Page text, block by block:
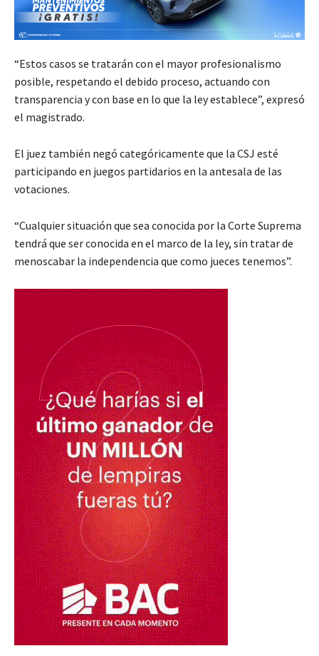
“Estos casos se tratarán con el mayor profesionalismo
posible, respetando el debido proceso, actuando con
transparencia y con base en lo que la ley establece”, expresó
el magistrado.
El juez también negó categóricamente que la CSJ esté
participando en juegos partidarios en la antesala de las
votaciones.
“Cualquier situación que sea conocida por la Corte Suprema
tendrá que ser conocida en el marco de la ley, sin tratar de
menoscabar la independencia que como jueces tenemos”.